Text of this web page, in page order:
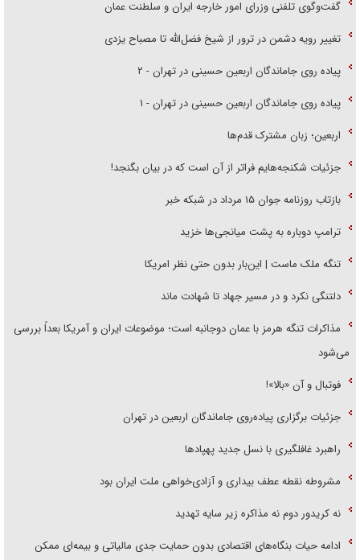
گفت‌وگوی تلفنی وزرای امور خارجه ایران و سلطنت عمان
تغییر رویه دشمن در ترور از شیخ فضل‌الله تا مصباح یزدی
پیاده روی جاماندگان اربعین حسینی در تهران - ۲
پیاده روی جاماندگان اربعین حسینی در تهران - ۱
اربعین؛ زبان مشترک قدم‌ها
جزئیات شکنجه‌هایم فراتر از آن است که در بیان بگنجد!
بازتاب روزنامه جوان ۱۵ مرداد در شبکه خبر
ترامپ دوباره به پشت میانجی‌ها خزید
تنگه ملک ماست | این‌بار بدون حتی نظر امریکا
دلتنگی نکرد و در مسیر جهاد تا شهادت ماند
مذاکرات تنگه هرمز با عمان دوجانبه است؛ موضوعات ایران و آمریکا بعداً بررسی
می‌شود
فوتبال و آن «بالا»!
جزئیات برگزاری پیاده‌روی جاماندگان اربعین در تهران
راهبرد غافلگیری با نسل جدید پهپاد‌ها
مشروطه نقطه عطف بیداری و آزادی‌خواهی ملت ایران بود
نه کریدور دوم نه مذاکره زیر سایه تهدید
ادامه حیات بنگاه‌های اقتصادی بدون حمایت جدی مالیاتی و بیمه‌ای ممکن